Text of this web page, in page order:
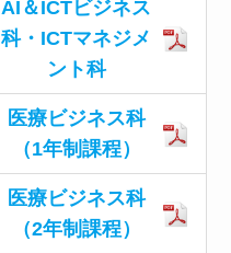
AI＆ICTビジネス
科・ICTマネジメ
ント科
医療ビジネス科
（1年制課程）
医療ビジネス科
（2年制課程）